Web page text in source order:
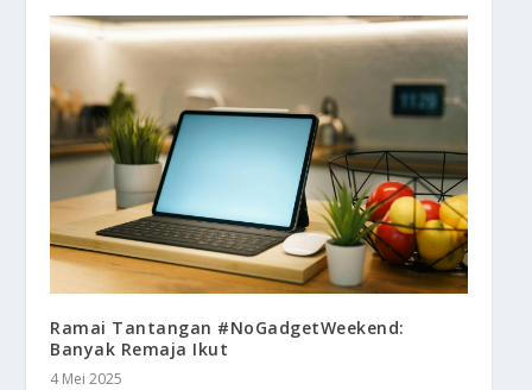
Ramai Tantangan #NoGadgetWeekend:
Banyak Remaja Ikut
4 Mei 2025